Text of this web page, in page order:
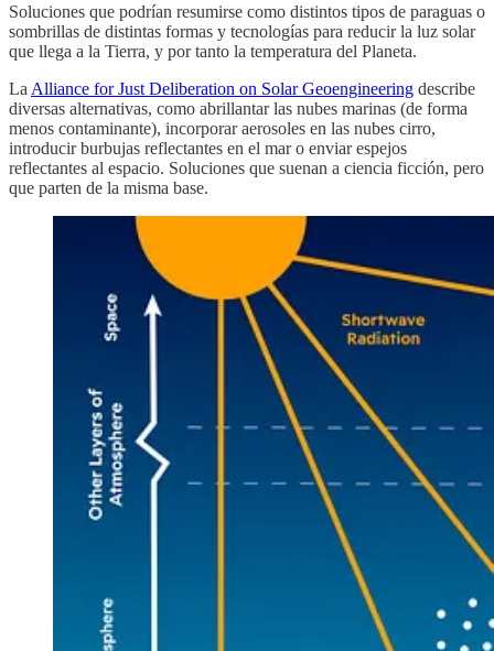
Soluciones que podrían resumirse como distintos tipos de paraguas o
sombrillas de distintas formas y tecnologías para reducir la luz solar
que llega a la Tierra, y por tanto la temperatura del Planeta.
La Alliance for Just Deliberation on Solar Geoengineering describe
diversas alternativas, como abrillantar las nubes marinas (de forma
menos contaminante), incorporar aerosoles en las nubes cirro,
introducir burbujas reflectantes en el mar o enviar espejos
reflectantes al espacio. Soluciones que suenan a ciencia ficción, pero
que parten de la misma base.